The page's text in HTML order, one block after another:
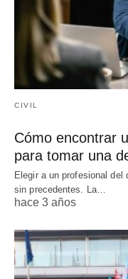
CIVIL
Cómo encontrar
para tomar una
Elegir a un profesional
sin precedentes. La…
hace 3 años